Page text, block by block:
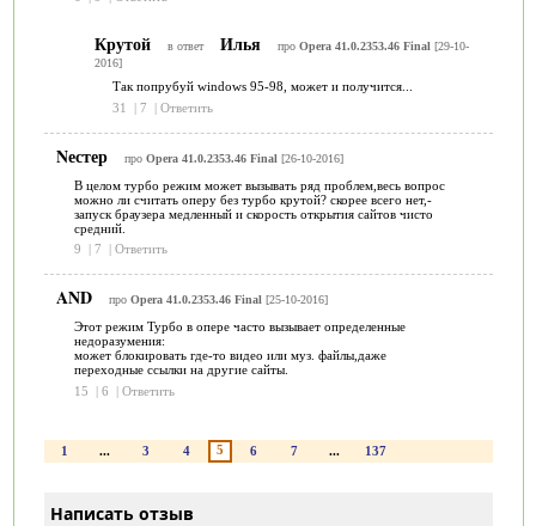
Крутой в ответ Илья про Opera 41.0.2353.46 Final [29-10-
2016]
Так попрубуй windows 95-98, может и получится...
31
| 7 | Ответить
Nестер про Opera 41.0.2353.46 Final [26-10-2016]
В целом турбо режим может вызывать ряд проблем,весь вопрос
можно ли считать оперу без турбо крутой? скорее всего нет,-
запуск браузера медленный и скорость открытия сайтов чисто
средний.
9
| 7 | Ответить
AND про Opera 41.0.2353.46 Final [25-10-2016]
Этот режим Турбо в опере часто вызывает определенные
недоразумения:
может блокировать где-то видео или муз. файлы,даже
переходные ссылки на другие сайты.
15
| 6 | Ответить
1 ... 3 4 5 6 7 ... 137
Написать отзыв